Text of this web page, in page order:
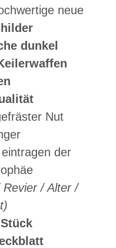
neue
dunkel
Nut
der
/ Alter /